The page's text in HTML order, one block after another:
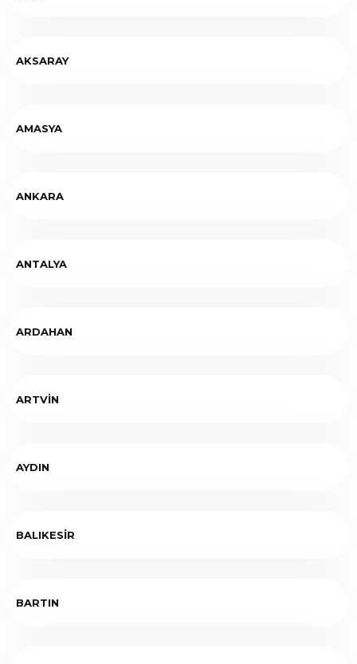
AKSARAY
AMASYA
ANKARA
ANTALYA
ARDAHAN
ARTVİN
AYDIN
BALIKESİR
BARTIN